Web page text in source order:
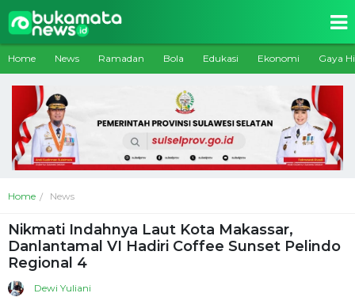
Home News Ramadan Bola Edukasi Ekonomi Gaya
Home News
Nikmati Indahnya Laut Kota Makassar,
Danlantamal VI Hadiri Coffee Sunset Pelindo
Regional 4
Dewi Yuliani